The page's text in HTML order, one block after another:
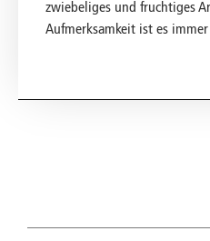
zwiebeliges und fruchtiges
Aufmerksamkeit ist es